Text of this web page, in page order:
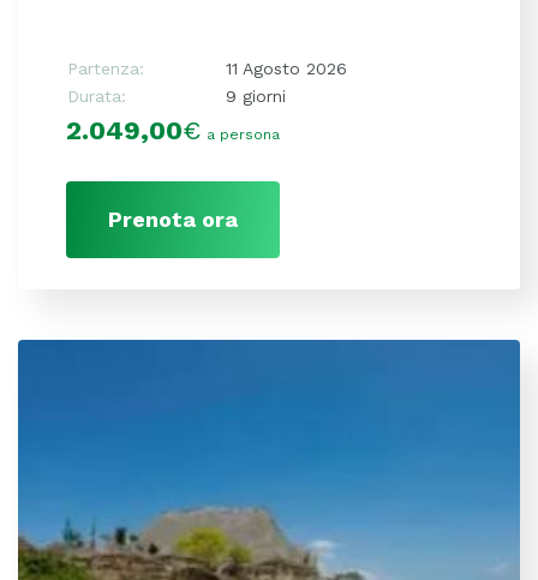
Partenza:
11 Agosto 2026
Durata:
9 giorni
2.049,00€ a persona
Prenota ora